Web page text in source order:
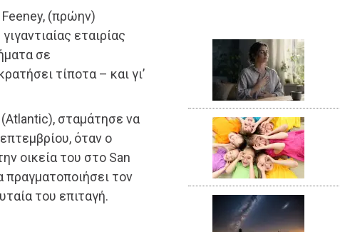
(πρώην)
εταιρίας
σε
τίποτα – και γι’
σταμάτησε να
όταν ο
οικεία του στο San
πραγματοποιήσει τον
του επιταγή.